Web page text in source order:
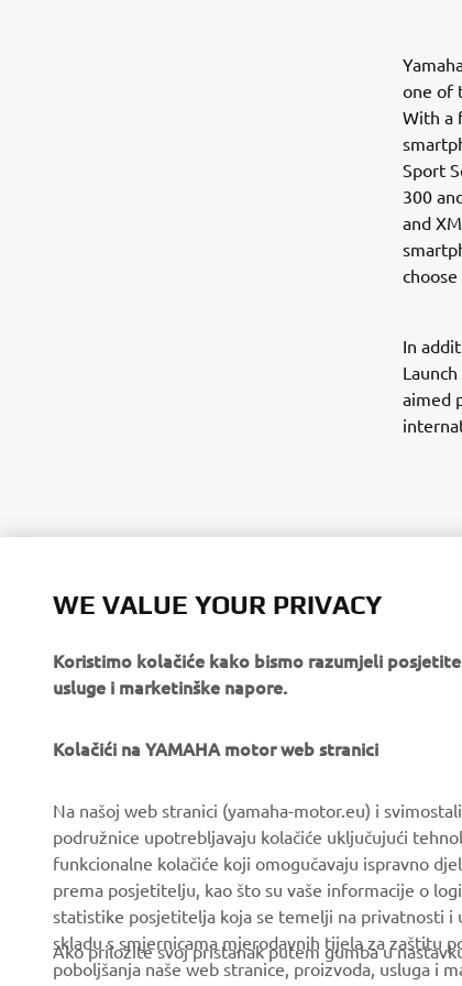
one of
With a
Sport
300
and
In
aimed
About us
Events
Press
eBike systems
Authorities & Police
Golfcourses
First responders
WE VALUE YOUR PRIVACY
Koristimo kolačiće kako bismo razumjeli
usluge i marketinške napore.
Kolačići na YAMAHA motor web stranici
Na našoj web stranici (yamaha-motor.eu) i
podružnice upotrebljavaju kolačiće uključujući
funkcionalne kolačiće koji omogučavaju ispravno
prema posjetitelju, kao što su vaše informacije o
statistike posjetitelja koja se temelji na privatnosti i
skladu s smjernicama mjerodavnih tijela za zaštitu
poboljšanja naše web stranice, proizvoda, usluga i
Ako priložite svoj pristanak putem gumba u